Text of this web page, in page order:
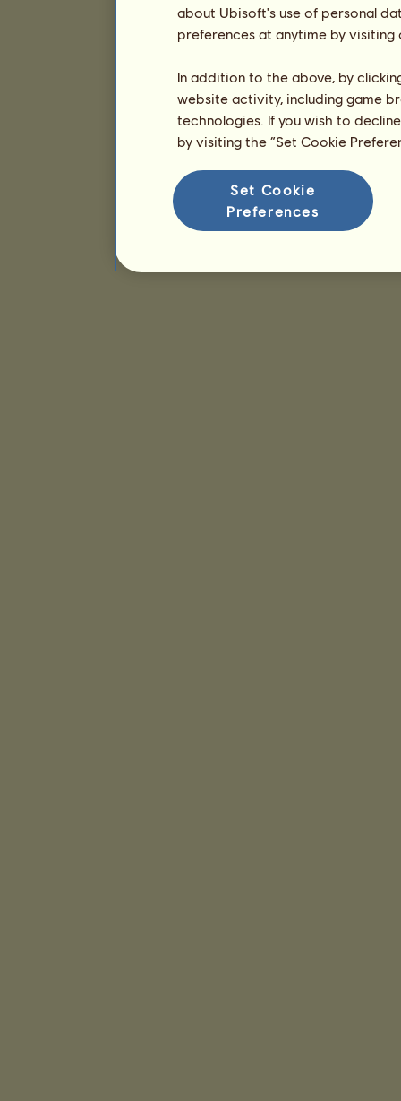
about Ubisoft's use of personal
preferences at anytime by
In addition to the above, by
website activity, including game
technologies. If you wish to
by visiting the “Set Cookie
Set Cookie
Preferences